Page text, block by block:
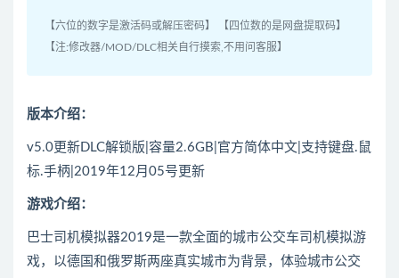
【六位的数字是激活码或解压密码】 【四位数的是网盘提取码】
【注:修改器/MOD/DLC相关自行摸索,不用问客服】
版本介绍：
v5.0更新DLC解锁版|容量2.6GB|官方简体中文|支持键盘.鼠
标.手柄|2019年12月05号更新
游戏介绍：
巴士司机模拟器2019是一款全面的城市公交车司机模拟游
戏，以德国和俄罗斯两座真实城市为背景，体验城市公交